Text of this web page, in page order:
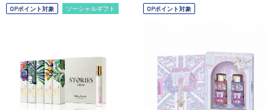
OPポイント対象 ソーシャルギフト OPポイント対象